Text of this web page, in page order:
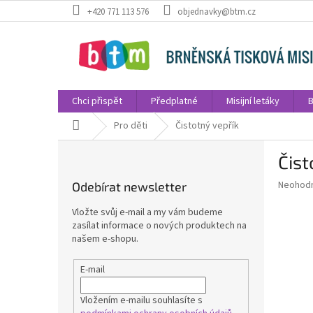
na
+420 771 113 576 objednavky@btm.cz
Chci přispět Předplatné Misijní letáky
Domů Pro děti Čistotný vepřík
Odebírat newsletter
Vložte svůj e-mail a my vám budeme
zasílat informace o nových produktech na
našem e-shopu.
E-mail
Vložením e-mailu souhlasíte s